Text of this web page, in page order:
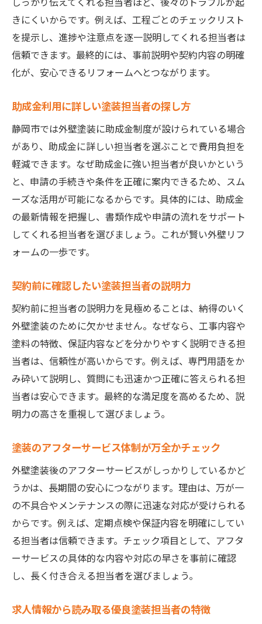
きにくいからです。例えば、工程ごとのチェックリスト
を提示し、進捗や注意点を逐一説明してくれる担当者は
信頼できます。最終的には、事前説明や契約内容の明確
化が、安心できるリフォームへとつながります。
助成金利用に詳しい塗装担当者の探し方
静岡市では外壁塗装に助成金制度が設けられている場合
があり、助成金に詳しい担当者を選ぶことで費用負担を
軽減できます。なぜ助成金に強い担当者が良いかという
と、申請の手続きや条件を正確に案内できるため、スム
ーズな活用が可能になるからです。具体的には、助成金
の最新情報を把握し、書類作成や申請の流れをサポート
してくれる担当者を選びましょう。これが賢い外壁リフ
ォームの一歩です。
契約前に確認したい塗装担当者の説明力
契約前に担当者の説明力を見極めることは、納得のいく
外壁塗装のために欠かせません。なぜなら、工事内容や
塗料の特徴、保証内容などを分かりやすく説明できる担
当者は、信頼性が高いからです。例えば、専門用語をか
み砕いて説明し、質問にも迅速かつ正確に答えられる担
当者は安心できます。最終的な満足度を高めるため、説
明力の高さを重視して選びましょう。
塗装のアフターサービス体制が万全かチェック
外壁塗装後のアフターサービスがしっかりしているかど
うかは、長期間の安心につながります。理由は、万が一
の不具合やメンテナンスの際に迅速な対応が受けられる
からです。例えば、定期点検や保証内容を明確にしてい
る担当者は信頼できます。チェック項目として、アフタ
ーサービスの具体的な内容や対応の早さを事前に確認
し、長く付き合える担当者を選びましょう。
求人情報から読み取る優良塗装担当者の特徴